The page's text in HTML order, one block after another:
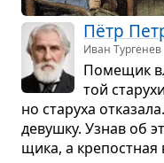
Пётр
Иван Тургенев
Поме­щик
той
но ста­руха
девушку. Узнав об
щика, а кре­пост­ная